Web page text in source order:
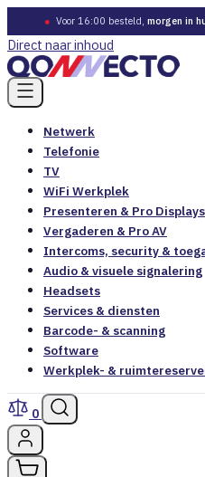
● Voor 16:00 besteld, morgen in
Direct naar inhoud
Netwerk
Telefonie
TV
WiFi Werkplek
Presenteren & Pro Displays
Vergaderen & Pro AV
Intercoms, security &
Audio & visuele signalering
Headsets
Services & diensten
Barcode- & scanning
Software
Werkplek- &
0